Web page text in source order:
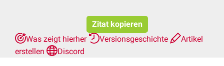
Zitat kopieren
Was zeigt hierher
Versionsgeschichte
Artikel
erstellen
Discord